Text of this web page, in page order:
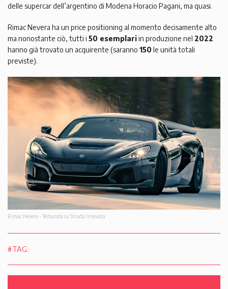
delle supercar dell’argentino di Modena Horacio Pagani, ma quasi.
Rimac Nevera ha un price positioning al momento decisamente alto
ma nonostante ciò, tutti i 50 esemplariin produzione nel 2022
hanno già trovato un acquirente (saranno 150 le unità totali
previste).
Rimac Nevera - Testacoda su Strada Innevata
#TAG: